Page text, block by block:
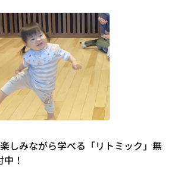
しみながら学べる「リトミック」無
！